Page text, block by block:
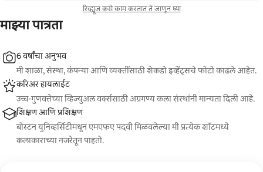
रिव्ह्यूज कसे काम करतात ते जाणून घ्या
माझ्या पात्रता
6 वर्षांचा अनुभव
मी शाळा, संस्था, कंपन्या आणि व्यक्तींसाठी शेकडो इव्हेंट्सचे फोटो काढले आहेत.
करिअर हायलाईट
उच्च-गुणवत्तेच्या व्हिज्युअल वर्क्ससाठी अग्रगण्य कला संस्थांनी मान्यता दिली आहे.
शिक्षण आणि प्रशिक्षण
बोस्टन युनिव्हर्सिटीमधून एमएफए पदवी मिळवलेल्या मी प्रत्येक शॉटमध्ये
कलाकाराच्या नजरेतून पाहतो.